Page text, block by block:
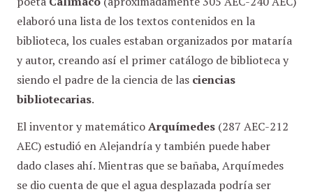
elaboró una lista de los textos contenidos en la
biblioteca, los cuales estaban organizados por mataría
y autor, creando así el primer catálogo de biblioteca y
siendo el padre de la ciencia de las ciencias
bibliotecarias.
El inventor y matemáticoArquímedes (287 AEC-212
AEC) estudió en Alejandría y también puede haber
dado clases ahí. Mientras que se bañaba, Arquímedes
se dio cuenta de que el agua desplazada podría ser